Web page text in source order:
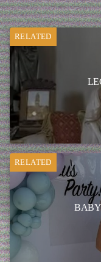
RELATED
RELATED
BABY